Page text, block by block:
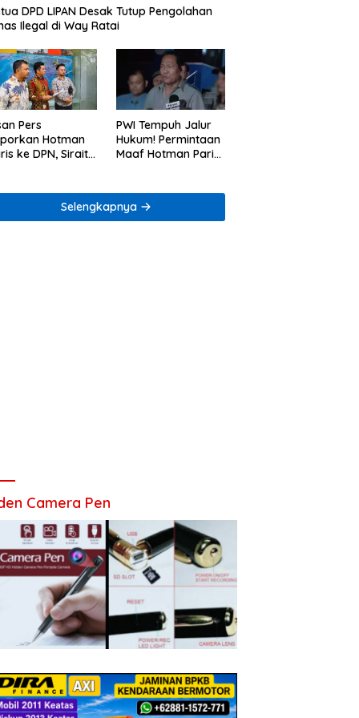
DPD LIPAN Desak Tutup Pengolahan
Ilegal di Way Ratai
Pers
Hotman
ke DPN, Sirait
PWI Tempuh Jalur
Hukum! Permintaan
Maaf Hotman Paris
Selengkapnya
Camera Pen